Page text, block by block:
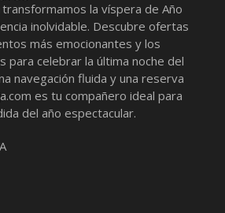
la víspera de Año
inolvidable. Descubre ofertas
más emocionantes y los
para celebrar la última noche del
navegación fluida y una reserva
es tu compañero ideal para
del año espectacular.